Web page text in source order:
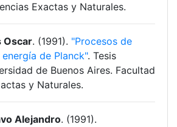
Exactas y Naturales.
Oscar. (1991). "Procesos de
de Planck". Tesis
de Buenos Aires. Facultad
y Naturales.
Alejandro. (1991).